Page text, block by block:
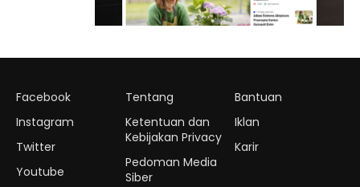
Facebook
Instagram
Twitter
Youtube
Tentang
Ketentuan dan
Kebijakan Privacy
Pedoman Media
Siber
Bantuan
Iklan
Karir